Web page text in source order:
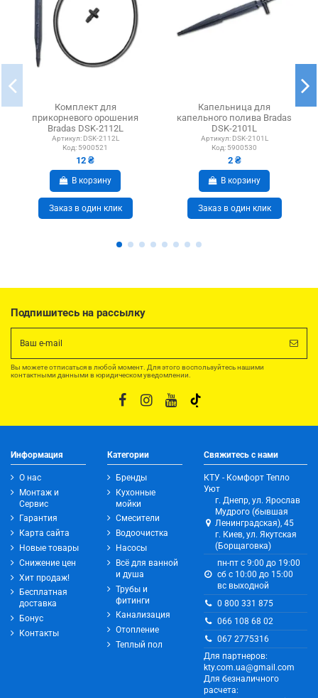
Комплект для
прикорневого орошения
Bradas DSK-2112L
Артикул: DSK-2112L
Код: 5900521
12 ₴
В корзину
Заказ в один клик
Капельница для
капельного полива Bradas
DSK-2101L
Артикул: DSK-2101L
Код: 5900530
2 ₴
В корзину
Заказ в один клик
Подпишитесь на рассылку
Вы можете отписаться в любой момент. Для этого воспользуйтесь нашими
контактными данными в юридическом уведомлении.
Информация
О нас
Монтаж и
Сервис
Гарантия
Карта сайта
Новые товары
Снижение цен
Хит продаж!
Бесплатная
доставка
Бонус
Контакты
Категории
Бренды
Кухонные
мойки
Смесители
Водоочистка
Насосы
Всё для ванной
и душа
Трубы и
фитинги
Канализация
Отопление
Теплый пол
Свяжитесь с нами
КТУ - Комфорт Тепло
Уют
г. Днепр, ул. Ярослав
Мудрого (бывшая
Ленинградская), 45
г. Киев, ул. Якутская
(Борщаговка)
пн-пт с 9:00 до 19:00
сб с 10:00 до 15:00
вс выходной
0 800 331 875
066 108 68 02
067 2775316
Для партнеров:
kty.com.ua@gmail.com
Для безналичного
расчета: